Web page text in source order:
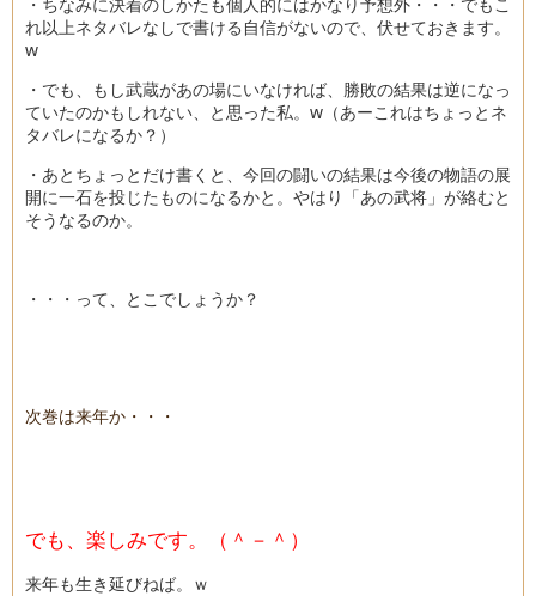
れ以上ネタバレなしで書ける自信がないので、伏せておきます。
w
・でも、もし武蔵があの場にいなければ、勝敗の結果は逆になっ
ていたのかもしれない、と思った私。w（あーこれはちょっとネ
タバレになるか？）
・あとちょっとだけ書くと、今回の闘いの結果は今後の物語の展
開に一石を投じたものになるかと。やはり「あの武将」が絡むと
そうなるのか。
・・・って、とこでしょうか？
次巻は来年か・・・
でも、楽しみです。（＾－＾）
来年も生き延びねば。ｗ